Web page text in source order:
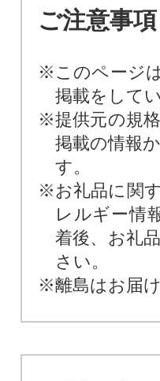
ご注意事項
※このページ
掲載をしてい
※提供元の規
掲載の情報
す。
※お礼品に関
レルギー情
着後、お礼
さい。
※離島はお届